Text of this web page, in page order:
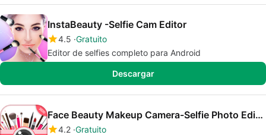
InstaBeauty -Selfie Cam Editor
4.5 Gratuito
Editor de selfies completo para Android
Descargar
Face Beauty Makeup Camera-Selfie Photo Editor
4.2 Gratuito